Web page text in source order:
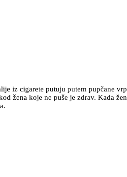
iz cigarete putuju putem pupčane
žena koje ne puše je zdrav. Kada